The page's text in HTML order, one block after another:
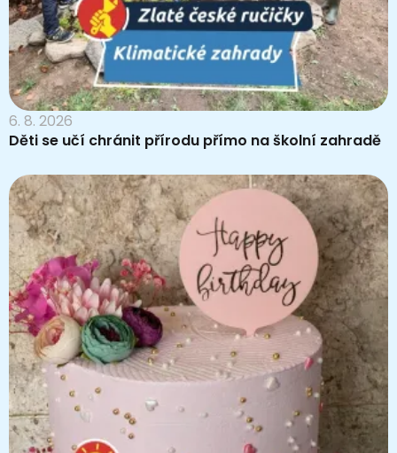
6. 8. 2026
Děti se učí chránit přírodu přímo na školní zahradě